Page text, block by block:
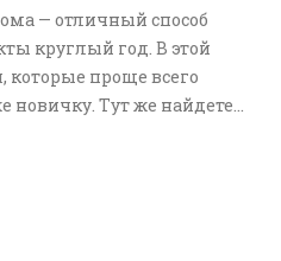
— отличный способ
круглый год. В этой
которые проще всего
новичку. Тут же найдете
свой маленький огород